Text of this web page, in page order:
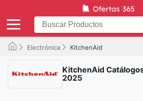
Electrónica KitchenAid
KitchenAid
2025